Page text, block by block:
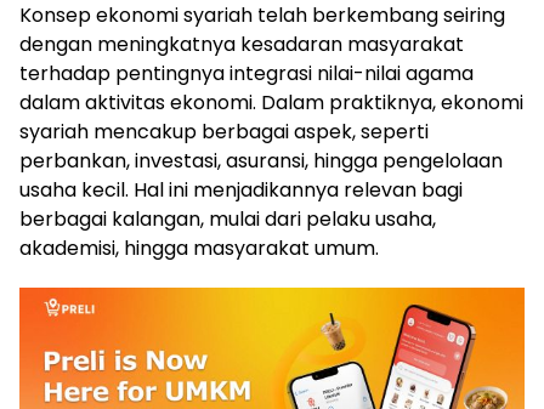
Konsep ekonomi syariah telah berkembang seiring
dengan meningkatnya kesadaran masyarakat
terhadap pentingnya integrasi nilai-nilai agama
dalam aktivitas ekonomi. Dalam praktiknya, ekonomi
syariah mencakup berbagai aspek, seperti
perbankan, investasi, asuransi, hingga pengelolaan
usaha kecil. Hal ini menjadikannya relevan bagi
berbagai kalangan, mulai dari pelaku usaha,
akademisi, hingga masyarakat umum.